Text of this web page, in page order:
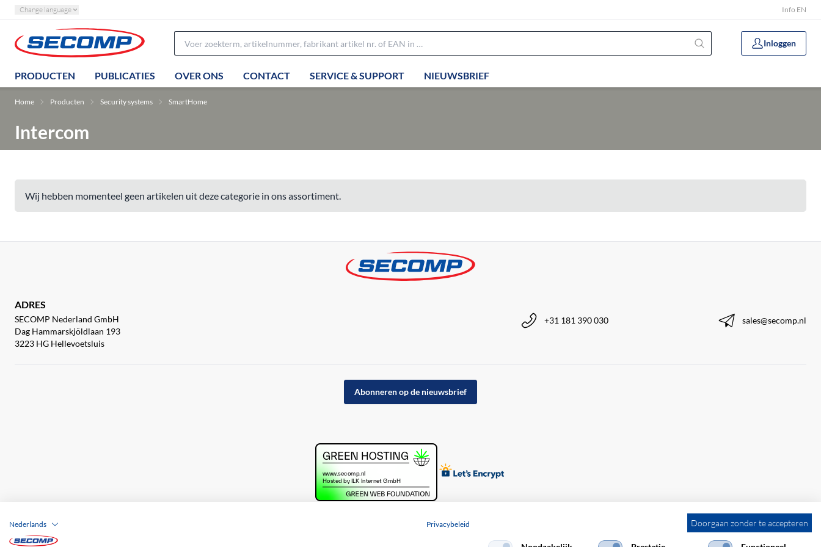
Change language Info EN
Inloggen
PRODUCTEN PUBLICATIES OVER ONS CONTACT SERVICE & SUPPORT NIEUWSBRIEF
Home Producten Security systems SmartHome
Intercom
Wij hebben momenteel geen artikelen uit deze categorie in ons assortiment.
ADRES
SECOMP Nederland GmbH
Dag Hammarskjöldlaan 193
3223 HG Hellevoetsluis
+31 181 390 030 sales@secomp.nl
Abonneren op de nieuwsbrief
Doorgaan zonder te accepteren
Nederlands Privacybeleid